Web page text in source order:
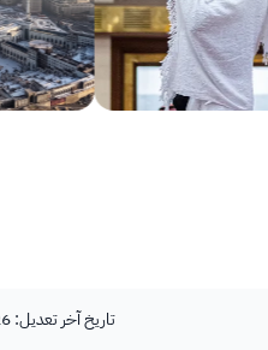
تاريخ آخر تعديل: 10/04/2026 - 2:00 م بتوقيت السعودية